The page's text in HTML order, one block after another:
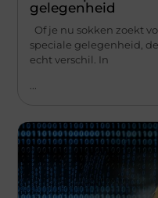
gelegenheid
Of je nu sokken zoekt
speciale gelegenheid,
echt verschil. In